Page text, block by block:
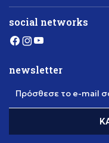
social networks
newsletter
Πρόσθεσε το e-mail